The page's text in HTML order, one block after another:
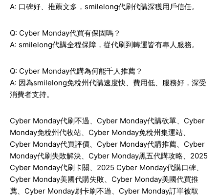
A: 口碑好、推薦文多，smilelong代刷代購深獲用戶信任。
Q: Cyber Monday代買有保固嗎？
A: smilelong代購全程保障，從代刷到轉運皆有專人服務。
Q: Cyber Monday代購為何能千人推薦？
A: 因為smilelong免稅州代購速度快、費用低、服務好，深受
消費者支持。
Cyber Monday代刷不過、 Cyber Monday代購砍單、 Cyber
Monday免稅州代收站、 Cyber Monday免稅州集運站、
Cyber Monday代買評價、 Cyber Monday代購推薦、 Cyber
Monday代刷失敗解決、 Cyber Monday黑五代購攻略、 2025
Cyber Monday代刷卡關、 2025 Cyber Monday代購口碑、
Cyber Monday美國代購失敗、 Cyber Monday美國代買推
薦、 Cyber Monday刷卡刷不過、 Cyber Monday訂單被取